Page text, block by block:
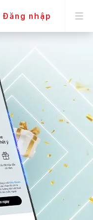
Đăng nhập